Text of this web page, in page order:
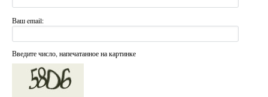
Ваш email:
Введите число, напечатанное на картинке